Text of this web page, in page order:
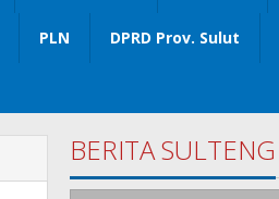
PLN DPRD Prov. Sulut
BERITA SULTENG